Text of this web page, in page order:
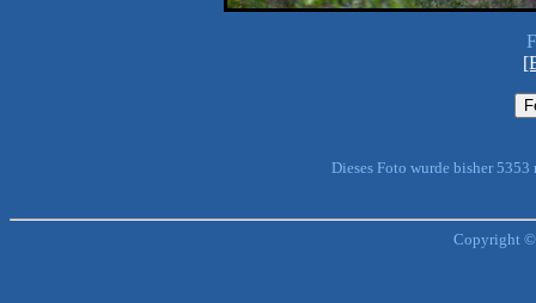
Dieses Foto wurde bisher
Copyright ©